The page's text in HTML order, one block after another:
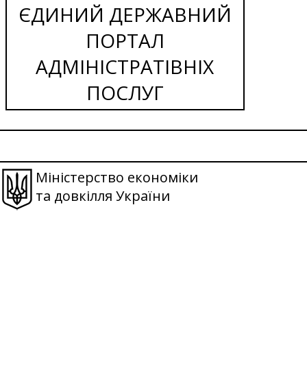
ЄДИНИЙ ДЕРЖАВНИЙ
ПОРТАЛ
АДМІНІСТРАТІВНІХ
ПОСЛУГ
Міністерство економіки
та довкілля України